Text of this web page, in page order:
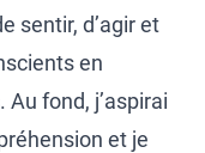
sentir, d’agir et
en
fond, j’aspirai
et je